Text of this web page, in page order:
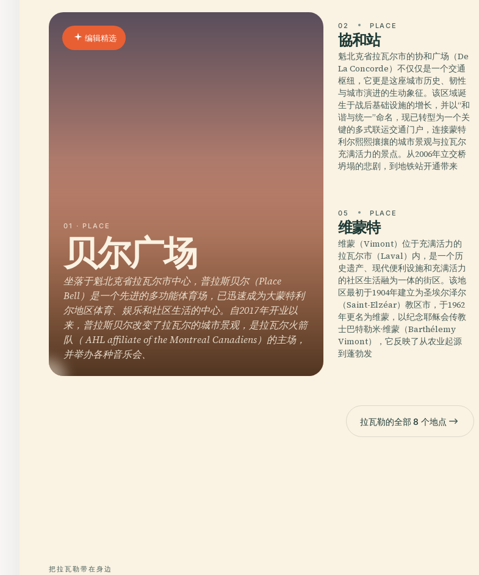
编辑精选
01 · PLACE
贝尔广场
坐落于魁北克省拉瓦尔市中心，普拉斯贝尔（Place
Bell）是一个先进的多功能体育场，已迅速成为大蒙特利
尔地区体育、娱乐和社区生活的中心。自2017年开业以
来，普拉斯贝尔改变了拉瓦尔的城市景观，是拉瓦尔火箭
队（ AHL affiliate of the Montreal Canadiens）的主场，
并举办各种音乐会、
02 PLACE
協和站
魁北克省拉瓦尔市的协和广场（De
La Concorde）不仅仅是一个交通
枢纽，它更是这座城市历史、韧性
与城市演进的生动象征。该区域诞
生于战后基础设施的增长，并以“和
谐与统一”命名，现已转型为一个关
键的多式联运交通门户，连接蒙特
利尔熙熙攘攘的城市景观与拉瓦尔
充满活力的景点。从2006年立交桥
坍塌的悲剧，到地铁站开通带来
05 PLACE
维蒙特
维蒙（Vimont）位于充满活力的
拉瓦尔市（Laval）内，是一个历
史遗产、现代便利设施和充满活力
的社区生活融为一体的街区。该地
区最初于1904年建立为圣埃尔泽尔
（Saint-Elzéar）教区市，于1962
年更名为维蒙，以纪念耶稣会传教
士巴特勒米·维蒙（Barthélemy
Vimont），它反映了从农业起源
到蓬勃发
拉瓦勒的全部 8 个地点
把拉瓦勒带在身边